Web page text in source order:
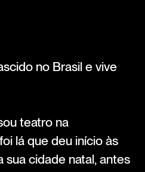
no Brasil e vive
teatro na
lá que deu início às
cidade natal, antes